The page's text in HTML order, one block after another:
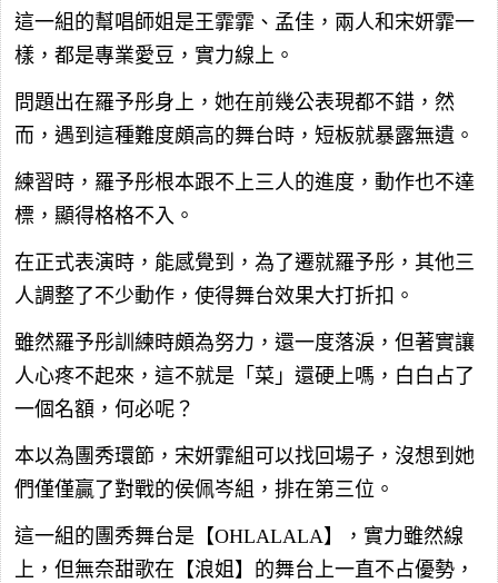
這一組的幫唱師姐是王霏霏、孟佳，兩人和宋妍霏一
樣，都是專業愛豆，實力線上。
問題出在羅予彤身上，她在前幾公表現都不錯，然
而，遇到這種難度頗高的舞台時，短板就暴露無遺。
練習時，羅予彤根本跟不上三人的進度，動作也不達
標，顯得格格不入。
在正式表演時，能感覺到，為了遷就羅予彤，其他三
人調整了不少動作，使得舞台效果大打折扣。
雖然羅予彤訓練時頗為努力，還一度落淚，但著實讓
人心疼不起來，這不就是「菜」還硬上嗎，白白占了
一個名額，何必呢？
本以為團秀環節，宋妍霏組可以找回場子，沒想到她
們僅僅贏了對戰的侯佩岑組，排在第三位。
這一組的團秀舞台是【OHLALALA】，實力雖然線
上，但無奈甜歌在【浪姐】的舞台上一直不占優勢，